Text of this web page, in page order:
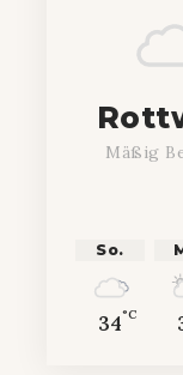
Mäßig
So.
34°C